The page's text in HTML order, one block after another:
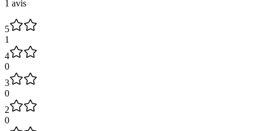
1 avis
5
1
4
0
3
0
2
0